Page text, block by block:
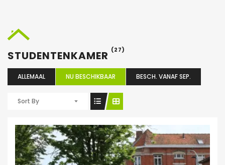
STUDENTENKAMER (27)
ALLEMAAL NU BESCHIKBAAR BESCH. VANAF SEP.
Sort By